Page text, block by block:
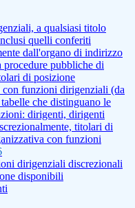
a qualsiasi titolo
quelli conferiti
dall'organo di indirizzo
procedure pubbliche di
di posizione
con funzioni dirigenziali (da
che distinguano le
dirigenti, dirigenti
titolari di
con funzioni
dirigenziali discrezionali
disponibili